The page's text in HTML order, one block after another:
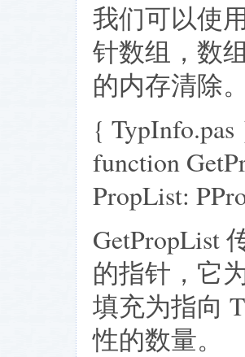
我们可以使
针数组，数
的内存清除
{ TypInfo.pas
function
PropList:
GetPropList
的指针，它
填充为指向
性的数量。